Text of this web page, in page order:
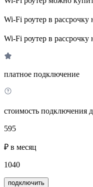
Wi-Fi роутер в рассрочку
Wi-Fi роутер в рассрочку
платное подключение
стоимость подключения
595
₽ в месяц
1040
подключить